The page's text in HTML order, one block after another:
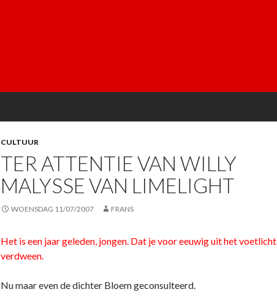
CULTUUR
TER ATTENTIE VAN WILLY
MALYSSE VAN LIMELIGHT
WOENSDAG 11/07/2007 FRANS
Het is een jaar geleden, jongen. Dat je voor eeuwig uit het voetlicht
verdween.
Nu maar even de dichter Bloem geconsulteerd.